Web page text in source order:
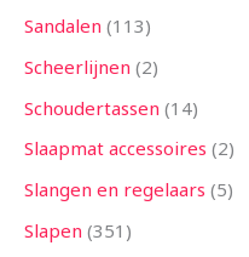
Sandalen 113
Scheerlijnen 2
Schoudertassen 14
Slaapmat accessoires 2
Slangen en regelaars 5
Slapen 351